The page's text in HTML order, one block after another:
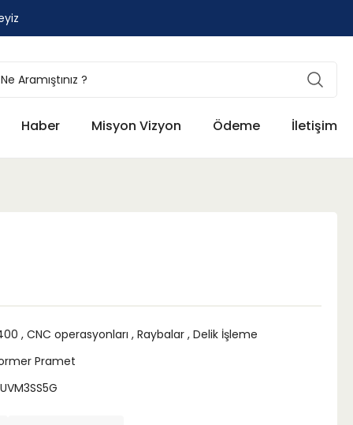
Haber Misyon Vizyon Ödeme İletişim
, CNC operasyonları , Raybalar , Delik İşleme
Pramet